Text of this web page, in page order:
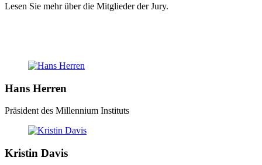
Lesen Sie mehr über die Mitglieder der Jury.
Hans Herren
Präsident des Millennium ­Instituts
Kristin Davis